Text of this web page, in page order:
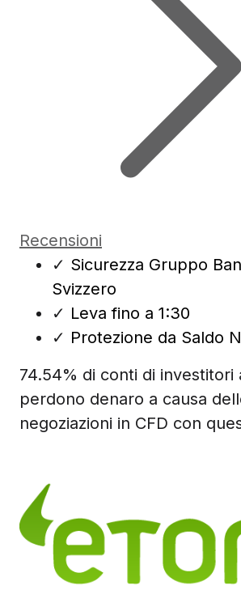
Recensioni
✓ Sicurezza Gruppo
Svizzero
✓ Leva fino a 1:30
✓ Protezione da Saldo
74.54% di conti di investitori
perdono denaro a causa
negoziazioni in CFD con